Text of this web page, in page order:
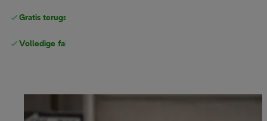
Gratis terugsturen
Volledige fabrieksgarantie